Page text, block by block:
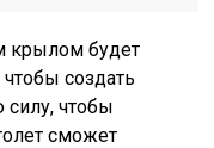
крылом будет
создать
чтобы
сможет